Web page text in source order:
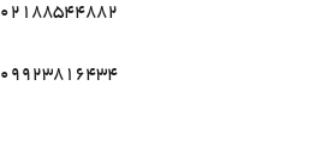
02188544882
09923816434